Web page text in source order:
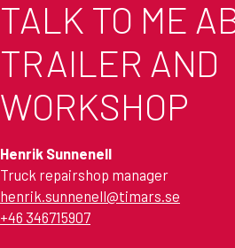
TALK TO ME
TRAILER AND
WORKSHOP
Henrik Sunnenell
Truck repairshop manager
henrik.sunnenell@timars.se
+46 346715907